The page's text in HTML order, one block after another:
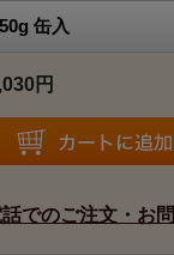
る機会のない希少
県の県境の山間地
場がある五ヶ瀬町
条件と人の手を加
を育みます。
円
でのご注文・お